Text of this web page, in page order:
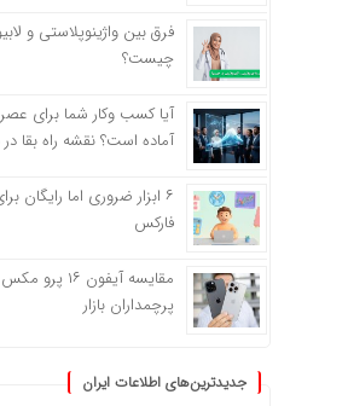
فرق بین واژینوپلاستی و
چیست؟
آیا کسب وکار شما برای
آماده است؟ نقشه راه بقا
۶ ابزار ضروری اما رایگان
فارکس
مقایسه آیفون ۱۶
پرچمداران بازار
جدیدترین‌های اطلاعات ایران